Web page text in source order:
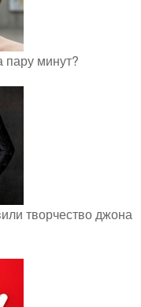
пару минут?
творчество джона